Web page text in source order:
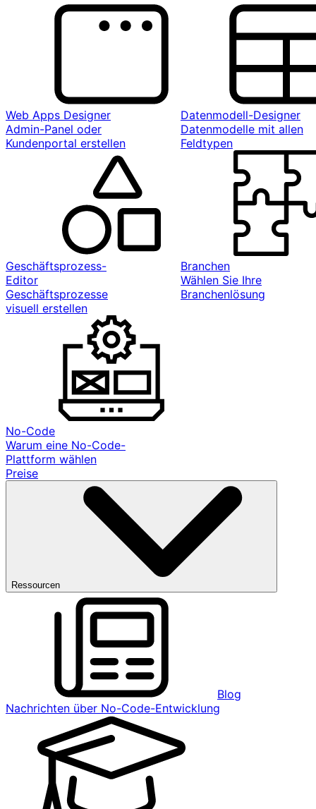
Web Apps Designer
Admin-Panel oder
Kundenportal erstellen
Datenmodell-Designer
Datenmodelle mit allen
Feldtypen
Geschäftsprozess-
Editor
Geschäftsprozesse
visuell erstellen
Branchen
Wählen Sie Ihre
Branchenlösung
No-Code
Warum eine No-Code-
Plattform wählen
Preise
Ressourcen
Blog
Nachrichten über No-Code-Entwicklung